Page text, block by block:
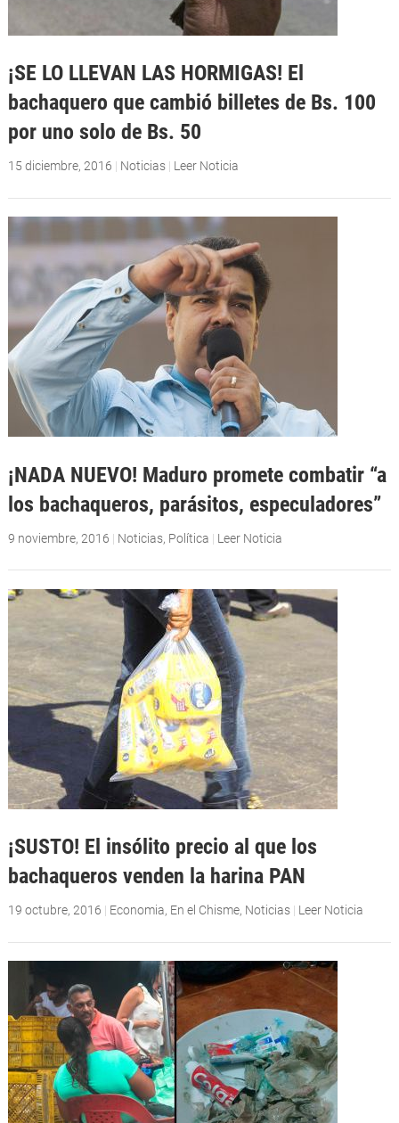
¡SE LO LLEVAN LAS HORMIGAS! El
bachaquero que cambió billetes de Bs. 100
por uno solo de Bs. 50
15 diciembre, 2016 | Noticias | Leer Noticia
¡NADA NUEVO! Maduro promete combatir “a
los bachaqueros, parásitos, especuladores”
9 noviembre, 2016 | Noticias, Política | Leer Noticia
¡SUSTO! El insólito precio al que los
bachaqueros venden la harina PAN
19 octubre, 2016 | Economia, En el Chisme, Noticias | Leer Noticia